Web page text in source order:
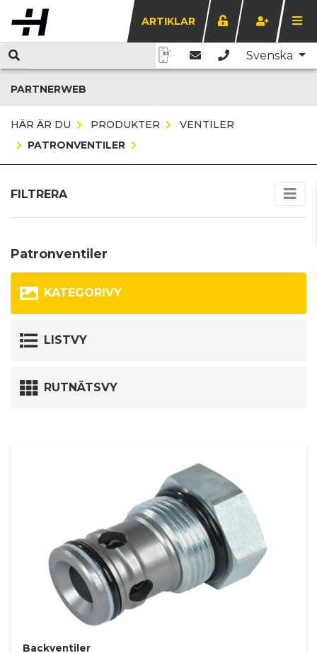
ARTIKLAR
Svenska
PARTNERWEB
HÄR ÄR DU PRODUKTER
VENTILER
PATRONVENTILER
FILTRERA
Patronventiler
KATEGORIVY
LISTVY
RUTNÄTSVY
Backventiler